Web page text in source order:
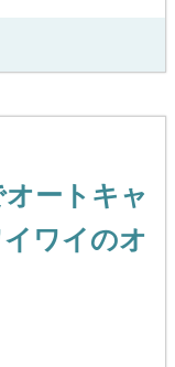
オートキャ
ワイのオ